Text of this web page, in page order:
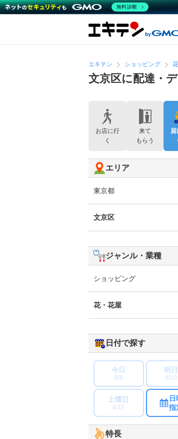
エキテン ショッピング
文京区に配達・
お店に行
く
来て
もらう
届
エリア
東京都
文京区
ジャンル・業種
ショッピング
花・花屋
日付で探す
今日
8/9
明日
8/10
土曜日
8/15
日
指
特長
無料診断